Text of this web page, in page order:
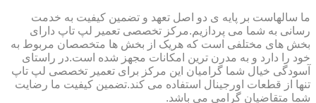
ما سالهاست بر پایه ی دو اصل تعهد و تضمین کیفیت به خدمت
رسانی به شما می پردازیم.مرکز تخصصی تعمیر لپ تاپ دارای
بخش های مختلفی است که هریک از بخش ها متخصصان مربوط به
خود را دارد و به مدرن ترین امکانات مجهز شده است.در راستای
آسودگی خیال شما گرامیان این مرکز برای تعمیر تخصصی لپ تاپ
تنها از قطعات اورجینال استفاده می کند.تضمین کیفیت ما رضایت
شما متقاضیان گرامی می باشد.